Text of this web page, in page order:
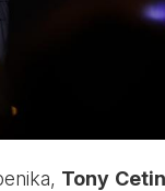
Tony